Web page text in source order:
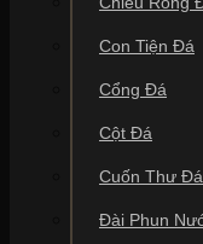
Con Tiện Đá
Cổng Đá
Cột Đá
Cuốn Thư
Đài Phun